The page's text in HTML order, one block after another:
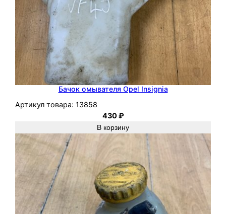
Бачок омывателя Opel Insignia
Артикул товара: 13858
430₽
В корзину